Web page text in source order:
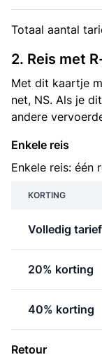
Totaal aantal
2. Reis met
Met dit kaartje
net, NS. Als je
andere
Enkele reis
Enkele reis: één
KORTING
Volledig tarief
20% korting
40% korting
Retour